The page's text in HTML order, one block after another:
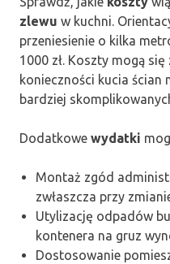
zlewu w kuchni.
przeniesienie o kilka
1000 zł. Koszty mogą
konieczności kucia ścian
bardziej
Dodatkowe wydatki
Montaż zgód
zwłaszcza przy
Utylizację odpadów
kontenera na gruz
Dostosowanie